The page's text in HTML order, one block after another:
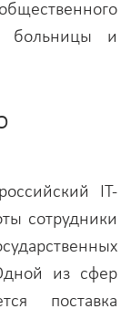
больницы и
IT-
сотрудники
из сфер
поставка